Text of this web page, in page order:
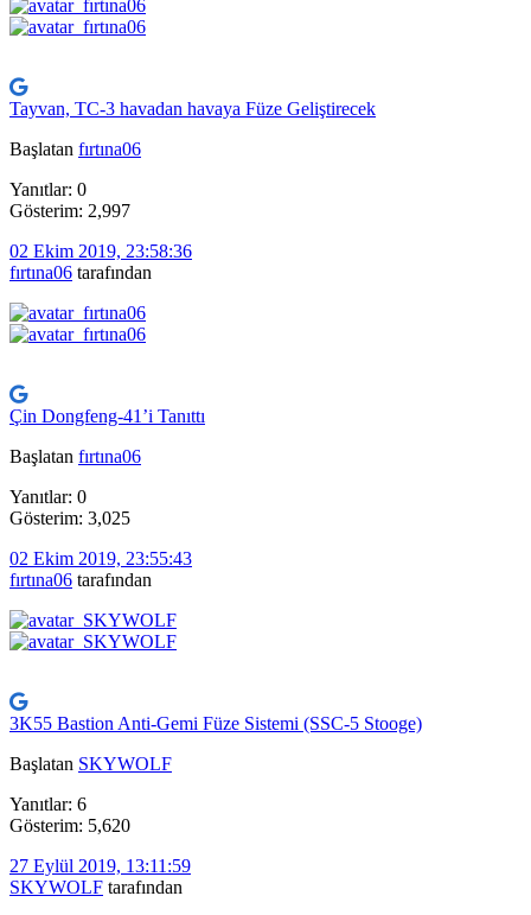
Tayvan, TC-3 havadan havaya Füze Geliştirecek
Başlatan fırtına06
Yanıtlar: 0
Gösterim: 2,997
02 Ekim 2019, 23:58:36
fırtına06 tarafından
Çin Dongfeng-41’i Tanıttı
Başlatan fırtına06
Yanıtlar: 0
Gösterim: 3,025
02 Ekim 2019, 23:55:43
fırtına06 tarafından
3K55 Bastion Anti-Gemi Füze Sistemi (SSC-5 Stooge)
Başlatan SKYWOLF
Yanıtlar: 6
Gösterim: 5,620
27 Eylül 2019, 13:11:59
SKYWOLF tarafından